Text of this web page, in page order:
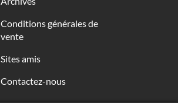
Conditions générales de
vente
Sites amis
Contactez-nous